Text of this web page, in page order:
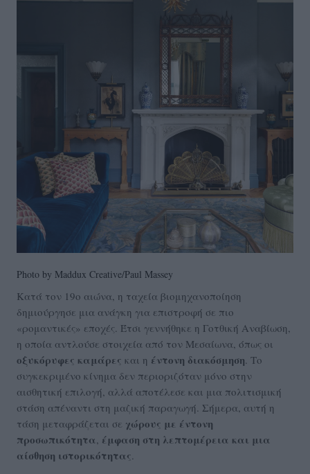
Photo by Maddux Creative/Paul Massey
Κατά τον 19ο αιώνα, η ταχεία βιομηχανοποίηση
δημιούργησε μια ανάγκη για επιστροφή σε πιο
«ρομαντικές» εποχές. Έτσι γεννήθηκε η Γοτθική Αναβίωση,
η οποία αντλούσε στοιχεία από τον Μεσαίωνα, όπως οι
οξυκόρυφες καμάρες και η έντονη διακόσμηση . Το
συγκεκριμένο κίνημα δεν περιοριζόταν μόνο στην
αισθητική επιλογή, αλλά αποτέλεσε και μια πολιτισμική
στάση απέναντι στη μαζική παραγωγή. Σήμερα, αυτή η
τάση μεταφράζεται σε χώρους με έντονη
προσωπικότητα έμφαση στη λεπτομέρεια και μια
αίσθηση ιστορικότητας